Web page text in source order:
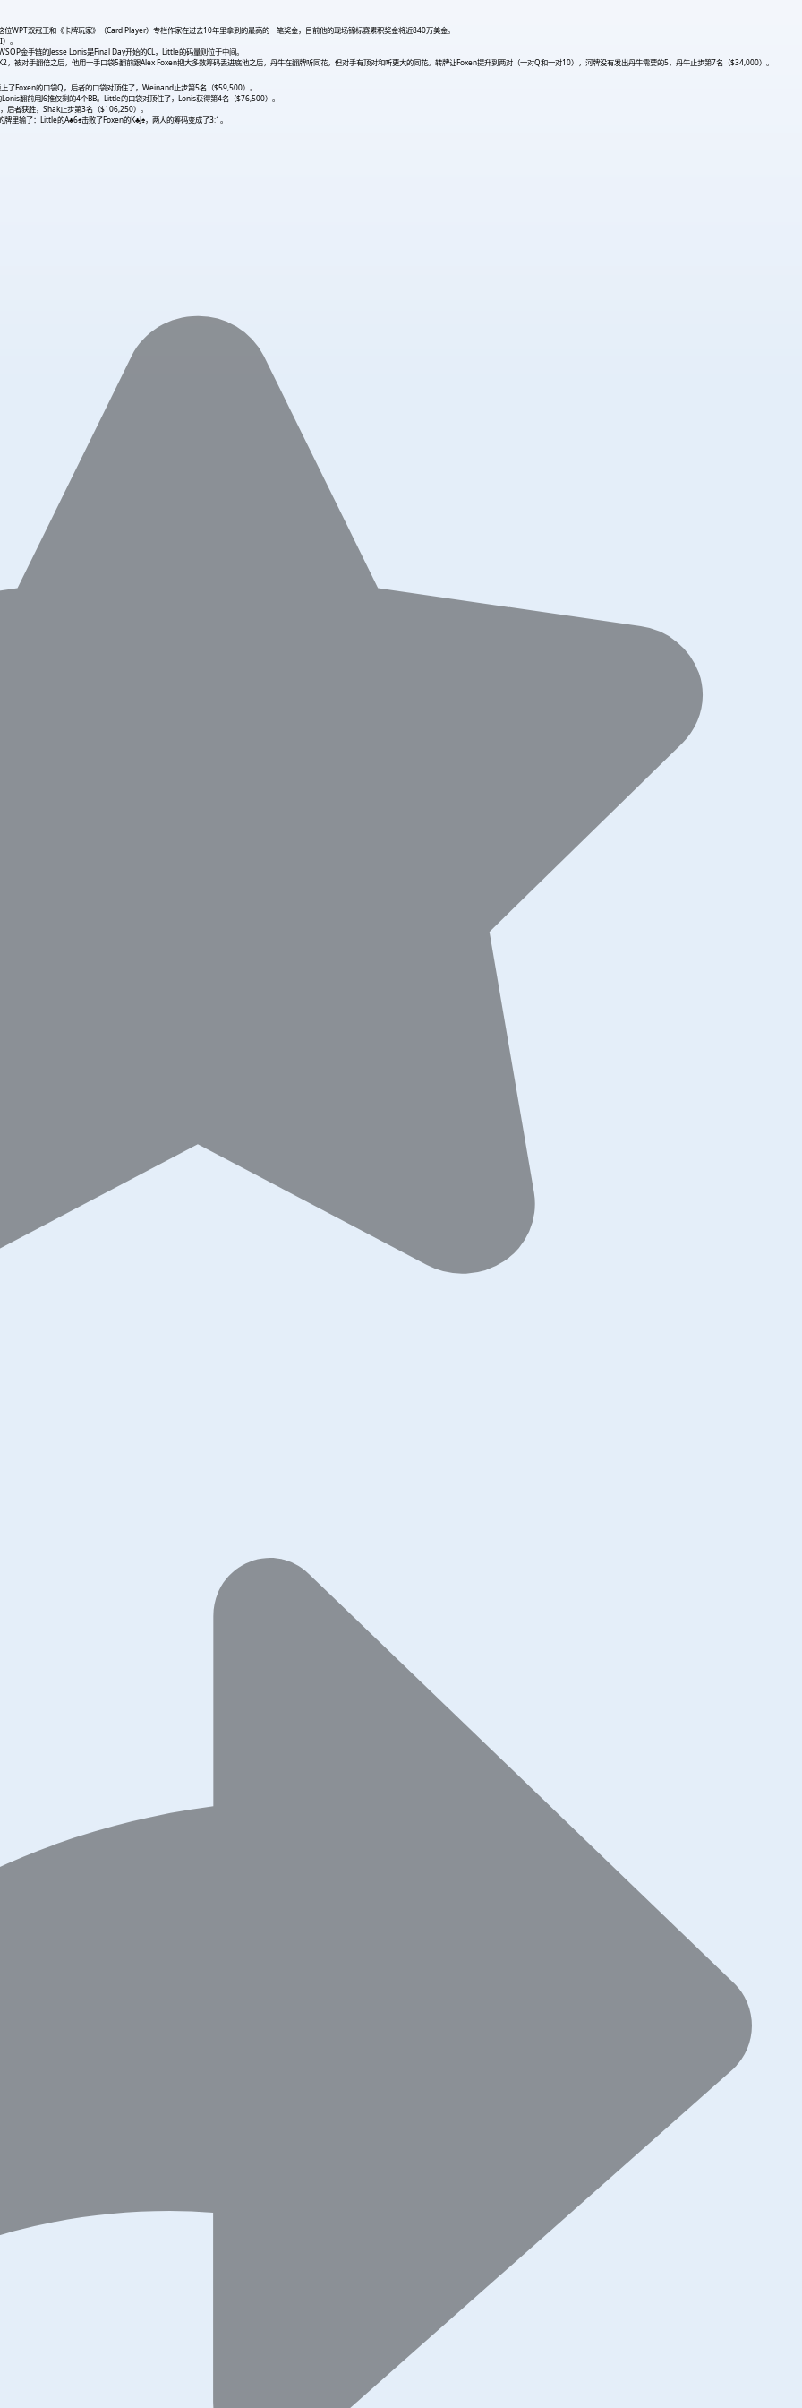
双冠王和《卡牌玩家》（Card Player）专栏作家在过去10年里拿到的最高的一笔奖金，目前他的现场锦标赛累积奖金将近840万美金。
。
金手链的Jesse Lonis是Final Day开始的CL，Little的码量则位于中间。
对手翻倍之后，他用一手口袋5翻前跟Alex Foxen把大多数筹码丢进底池之后，丹牛在翻牌听同花，但对手有顶对和听更大的同花。转牌让Foxen提升到两对（一对Q和一对10），河牌没有发出丹牛需要的5，丹牛止步第7名（$34,000）。
Foxen的口袋Q，后者的口袋对顶住了，Weinand止步第5名（$59,500）。
翻前用J6推仅剩的4个BB。Little的口袋对顶住了，Lonis获得第4名（$76,500）。
后者获胜，Shak止步第3名（$106,250）。
里输了：Little的A♣6♠击败了Foxen的K♣J♠，两人的筹码变成了3:1。